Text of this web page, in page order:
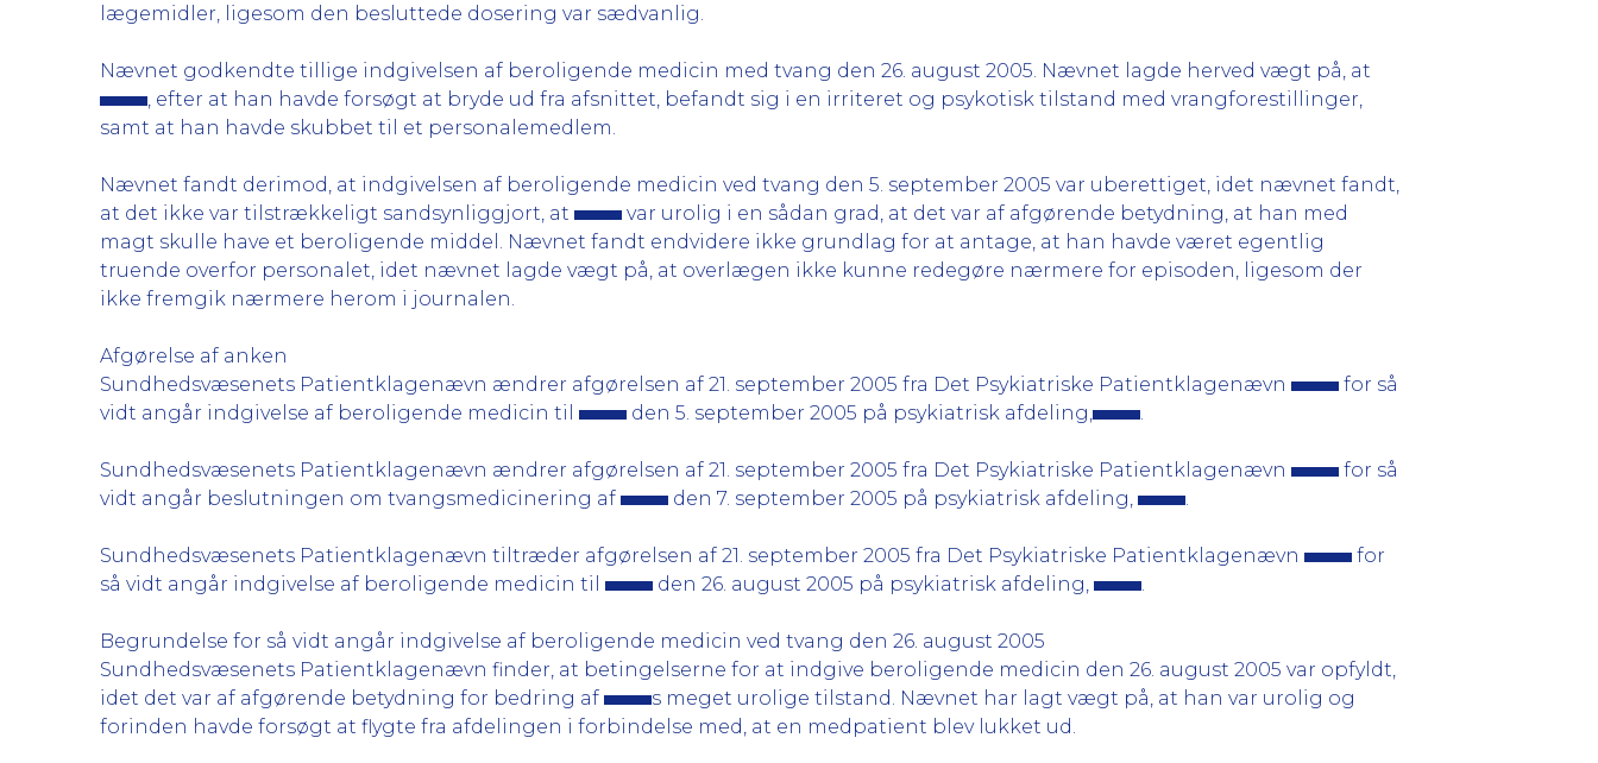
lægemidler, ligesom den besluttede dosering var sædvanlig.
Nævnet godkendte tillige indgivelsen af beroligende medicin med tvang den 26. august 2005. Nævnet lagde herved vægt på, at
, efter at han havde forsøgt at bryde ud fra afsnittet, befandt sig i en irriteret og psykotisk tilstand med vrangforestillinger,
samt at han havde skubbet til et personalemedlem.
Nævnet fandt derimod, at indgivelsen af beroligende medicin ved tvang den 5. september 2005 var uberettiget, idet nævnet fandt,
at det ikke var tilstrækkeligt sandsynliggjort, at
var urolig i en sådan grad, at det var af afgørende betydning, at han med
magt skulle have et beroligende middel. Nævnet fandt endvidere ikke grundlag for at antage, at han havde været egentlig
truende overfor personalet, idet nævnet lagde vægt på, at overlægen ikke kunne redegøre nærmere for episoden, ligesom der
ikke fremgik nærmere herom i journalen.
Afgørelse af anken
Sundhedsvæsenets Patientklagenævn ændrer afgørelsen af 21. september 2005 fra Det Psykiatriske Patientklagenævn
for så
vidt angår indgivelse af beroligende medicin til
den 5. september 2005 på psykiatrisk afdeling, .
Sundhedsvæsenets Patientklagenævn ændrer afgørelsen af 21. september 2005 fra Det Psykiatriske Patientklagenævn
for så
vidt angår beslutningen om tvangsmedicinering af
den 7. september 2005 på psykiatrisk afdeling, .
Sundhedsvæsenets Patientklagenævn tiltræder afgørelsen af 21. september 2005 fra Det Psykiatriske Patientklagenævn
for
så vidt angår indgivelse af beroligende medicin til
den 26. august 2005 på psykiatrisk afdeling, .
Begrundelse for så vidt angår indgivelse af beroligende medicin ved tvang den 26. august 2005
Sundhedsvæsenets Patientklagenævn finder, at betingelserne for at indgive beroligende medicin den 26. august 2005 var opfyldt,
idet det var af afgørende betydning for bedring af
s meget urolige tilstand. Nævnet har lagt vægt på, at han var urolig og
forinden havde forsøgt at flygte fra afdelingen i forbindelse med, at en medpatient blev lukket ud.